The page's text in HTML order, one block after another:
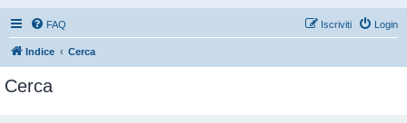
FAQ Login
Iscriviti
Indice Cerca
Cerca